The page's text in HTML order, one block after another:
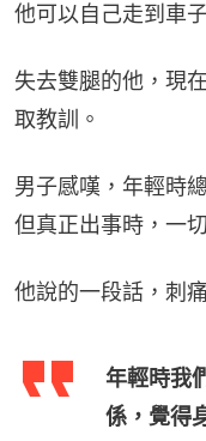
他可以自己走到車
失去雙腿的他，現
取教訓。
男子感嘆，年輕時
但真正出事時，一
他說的一段話，刺
年輕時我
係，覺得